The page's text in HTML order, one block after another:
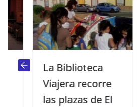
La Biblioteca
Viajera recorre
las plazas de El
I